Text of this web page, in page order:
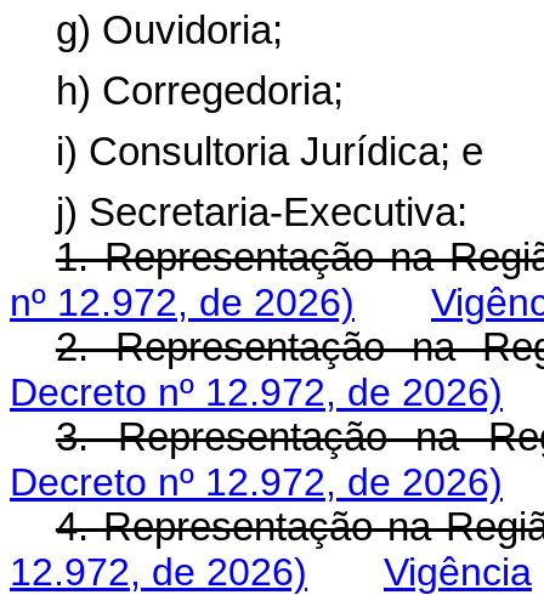
g) Ouvidoria;
h) Corregedoria;
i) Consultoria Jurídica; e
j) Secretaria-Executiva:
1. Representação na
nº 12.972, de 2026)
2. Representação na
Decreto nº 12.972, de 2026)
3. Representação na
Decreto nº 12.972, de 2026)
4. Representação na
12.972, de 2026)
Vigência